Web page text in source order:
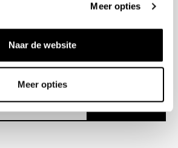
Meer opties
Naar de website
Meer opties